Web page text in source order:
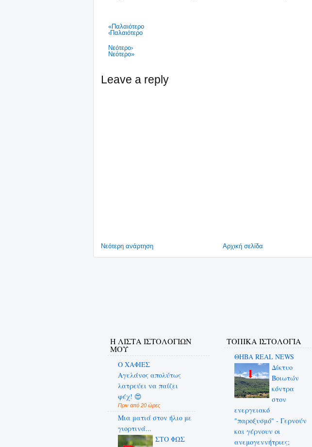
«Παλαιότερο
‹Παλαιότερο
Νεότερο›
Νεότερο»
Leave a reply
Νεότερη ανάρτηση Αρχική σελίδα
Η ΛΙΣΤΑ ΙΣΤΟΛΟΓΙΩΝ
ΜΟΥ
Ο ΧΑΦΙΕΣ
Αγελάνος απολύτως
λατρεύει να παίζει
φέχ! 😍
Πριν από 20 ώρες
Μια ματιά στον ήλιο με
γιορτινά...
ΣΤΟ ΦΩΣ
ΤΟΠΙΚΑ ΙΣΤΟΛΟΓΙΑ
ΘΗΒΑ REAL NEWS
Δίκτυο
Βοιωτών
κόντρα
στον
ενεργειακό
"παροξυσμό" - Γερνούν
και γέρνουν οι
ανεμογεννήτριες;